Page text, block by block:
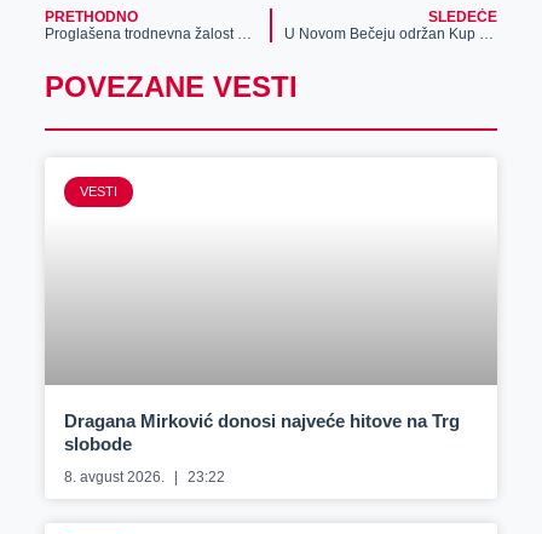
PRETHODNO
Proglašena trodnevna žalost zbog ubistava u školi na Vračaru
SLEDEĆE
U Novom Bečeju održan Kup Vojvodine za kadete, juniore i senior u karateu
POVEZANE VESTI
VESTI
Dragana Mirković donosi najveće hitove na Trg
slobode
8. avgust 2026. 23:22